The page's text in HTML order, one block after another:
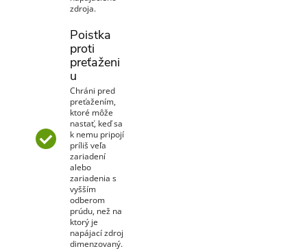
zdroja.
Poistka
proti
preťaženi
u
Chráni pred
preťažením,
ktoré môže
nastať, keď sa
k nemu pripojí
príliš veľa
zariadení
alebo
zariadenia s
vyšším
odberom
prúdu, než na
ktorý je
napájací zdroj
dimenzovaný.